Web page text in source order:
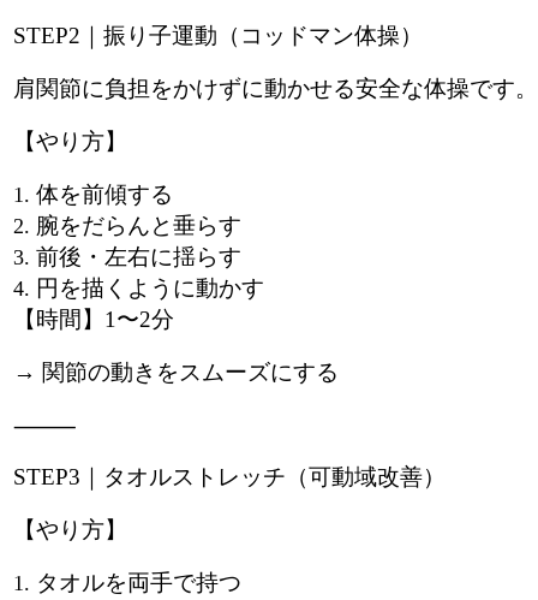
STEP2｜振り子運動（コッドマン体操）
肩関節に負担をかけずに動かせる安全な体操です。
【やり方】
体を前傾する
腕をだらんと垂らす
前後・左右に揺らす
円を描くように動かす
【時間】1〜2分
→ 関節の動きをスムーズにする
⸻
STEP3｜タオルストレッチ（可動域改善）
【やり方】
タオルを両手で持つ